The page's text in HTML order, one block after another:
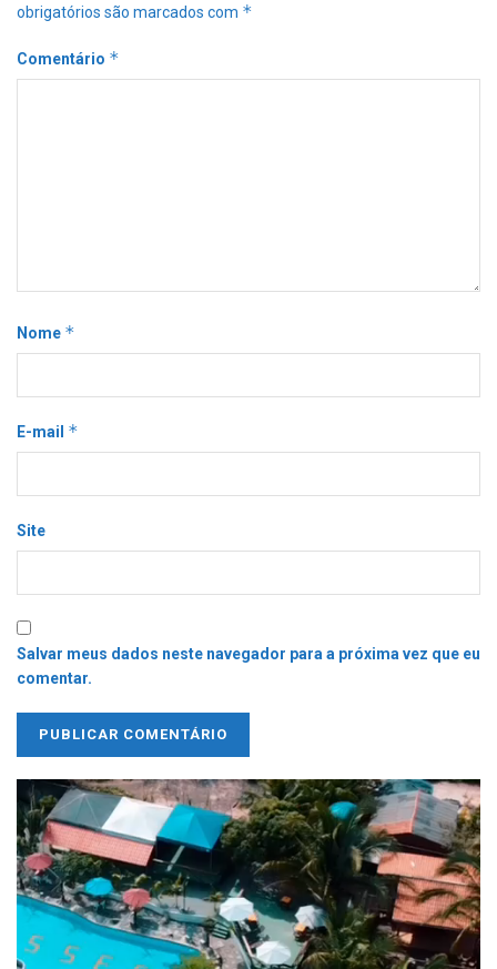
obrigatórios são marcados com *
Comentário *
Nome *
E-mail *
Site
Salvar meus dados neste navegador para a próxima vez que eu
comentar.
Tocador
de
vídeo